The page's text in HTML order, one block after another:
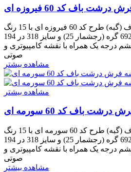
باف کد 60 فیروزه ای
نخ و نقشه فرش درشت باف (گبه) طرح کد 60 فیروزه ای با 15 رنگ
به ابعاد 1134 رج در 692 گره (رجشمار 25) و سایز 318 در 194
درجه یک همراه با نقشه کامپیوتری و
صوتی
مشاهده بیشتر
مشاهده بیشتر
باف کد 60 سورمه ای
نخ و نقشه فرش درشت باف (گبه) طرح کد 60 سورمه ای با 15 رنگ
به ابعاد 1134 رج در 692 گره (رجشمار 25) و سایز 318 در 194
درجه یک همراه با نقشه کامپیوتری و
صوتی
مشاهده بیشتر